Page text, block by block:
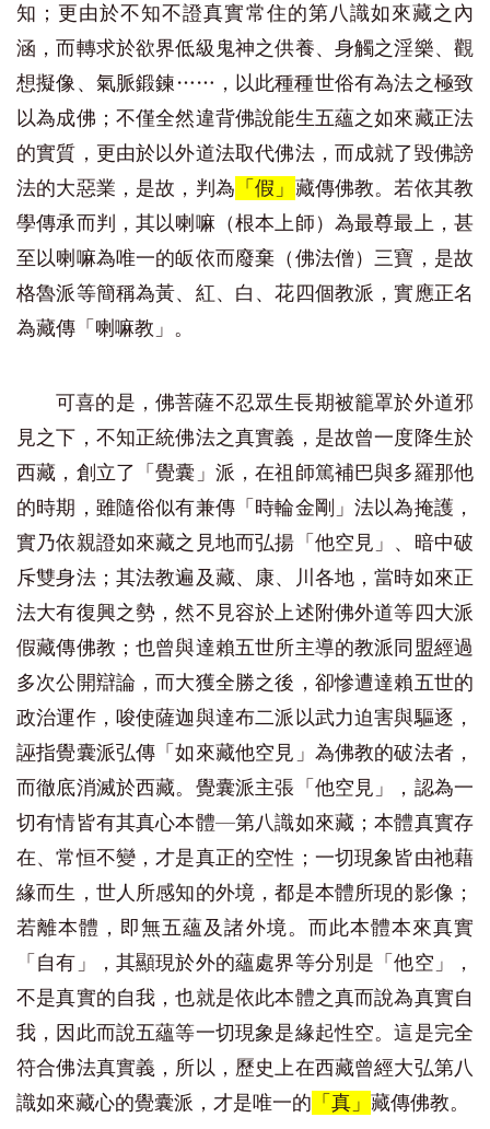
知；更由於不知不證真實常住的第八識如來藏之內
涵，而轉求於欲界低級鬼神之供養、身觸之淫樂、觀
想擬像、氣脈鍛鍊……，以此種種世俗有為法之極致
以為成佛；不僅全然違背佛說能生五蘊之如來藏正法
的實質，更由於以外道法取代佛法，而成就了毀佛謗
法的大惡業，是故，判為 「假」 藏傳佛教。若依其教
學傳承而判，其以喇嘛（根本上師）為最尊最上，甚
至以喇嘛為唯一的皈依而廢棄（佛法僧）三寶，是故
格魯派等簡稱為黃、紅、白、花四個教派，實應正名
為藏傳「喇嘛教」。
可喜的是，佛菩薩不忍眾生長期被籠罩於外道邪
見之下，不知正統佛法之真實義，是故曾一度降生於
西藏，創立了「覺囊」派，在祖師篤補巴與多羅那他
的時期，雖隨俗似有兼傳「時輪金剛」法以為掩護，
實乃依親證如來藏之見地而弘揚「他空見」、暗中破
斥雙身法；其法教遍及藏、康、川各地，當時如來正
法大有復興之勢，然不見容於上述附佛外道等四大派
假藏傳佛教；也曾與達賴五世所主導的教派同盟經過
多次公開辯論，而大獲全勝之後，卻慘遭達賴五世的
政治運作，唆使薩迦與達布二派以武力迫害與驅逐，
誣指覺囊派弘傳「如來藏他空見」為佛教的破法者，
而徹底消滅於西藏。覺囊派主張「他空見」，認為一
切有情皆有其真心本體—第八識如來藏；本體真實存
在、常恒不變，才是真正的空性；一切現象皆由祂藉
緣而生，世人所感知的外境，都是本體所現的影像；
若離本體，即無五蘊及諸外境。而此本體本來真實
「自有」，其顯現於外的蘊處界等分別是「他空」，
不是真實的自我，也就是依此本體之真而說為真實自
我，因此而說五蘊等一切現象是緣起性空。這是完全
符合佛法真實義，所以，歷史上在西藏曾經大弘第八
識如來藏心的覺囊派，才是唯一的 「真」 藏傳佛教。